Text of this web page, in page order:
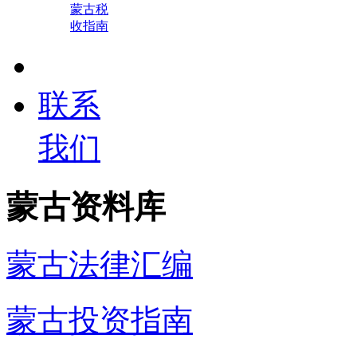
蒙古税
收指南
联系
我们
蒙古资料库
蒙古法律汇编
蒙古投资指南